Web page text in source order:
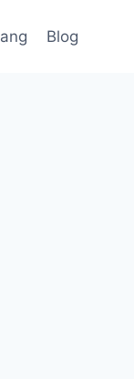
Blog